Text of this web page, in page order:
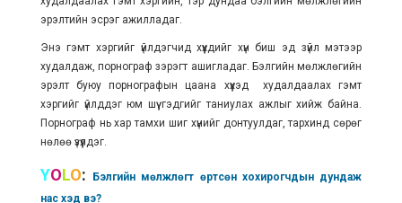
эрэлтийн эсрэг ажилладаг.
Энэ гэмт хэргийг үйлдэгчид хүүхдийг хүн биш эд зүйл мэтээр
худалдаж, порнограф зэрэгт ашигладаг. Бэлгийн мөлжлөгийн
эрэлт буюу порнографын цаана хүүхэд худалдаалах гэмт
хэргийг үйлддэг юм шүү гэдгийг таниулах ажлыг хийж байна.
Порнограф нь хар тамхи шиг хүнийг донтуулдаг, тархинд сөрөг
нөлөө үзүүлдэг.
YOLO:
Бэлгийн мөлжлөгт өртсөн хохирогчдын дундаж
нас хэд вэ?